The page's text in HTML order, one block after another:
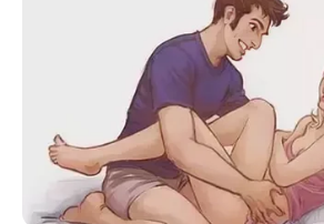
Discover 15 Surprising Things
Bible